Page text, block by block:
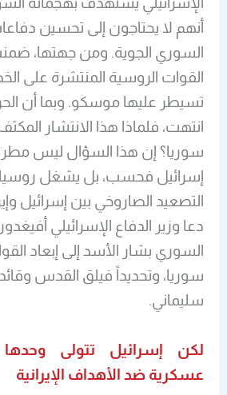
أنهم لا يحتاجون إلى تحسين
السوري الجوية. ومن جهتها،
القوات الروسية المنتشرة على
تسيطر عليها موسكو. وبما أن
انتهت، فلماذا هذا الانتشار
سوريا؟ إن هذا السؤال ليس
إسرائيل فحسب، بل يشغل
التصعيد الصاروخي بين إسرائيل
دعا وزير الدفاع الإسرائيلي
السوري بشار الأسد إلى إبعاد
سوريا، وتحديداً فيلق القدس
سليماني.
لكن إسرائيل تتولى
عسكرية ضد الأهداف الإيرانية